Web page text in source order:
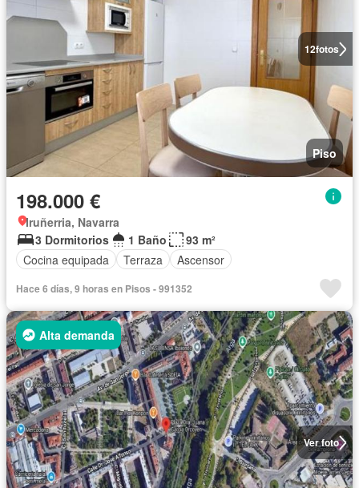
12fotos
Piso
198.000 €
Iruñerria, Navarra
3 Dormitorios
1 Baño
93 m²
Cocina equipada
Terraza Ascensor
Hace 6 días, 9 horas en Pisos - 991352
Ver foto
Alta demanda